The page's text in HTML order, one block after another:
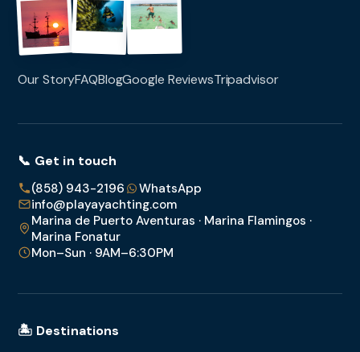
Our StoryFAQBlogGoogle ReviewsTripadvisor
📞 Get in touch
(858) 943-2196
WhatsApp
info@playayachting.com
Marina de Puerto Aventuras · Marina Flamingos ·
Marina Fonatur
Mon–Sun · 9AM–6:30PM
🏝️ Destinations